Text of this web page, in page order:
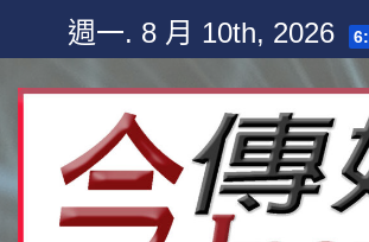
content
週一. 8 月 10th, 2026